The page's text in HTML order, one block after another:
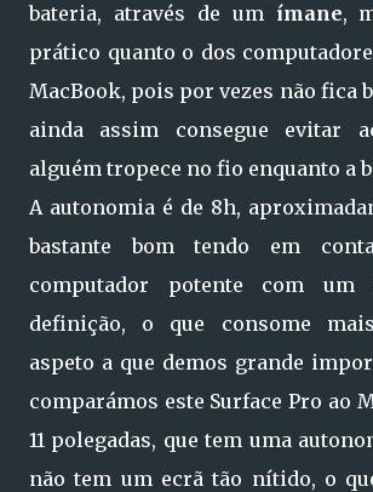
bateria, através de um ímane,
prático quanto o dos
MacBook, pois por vezes não fica
ainda assim consegue evitar
alguém tropece no fio enquanto a
A autonomia é de 8h,
bastante bom tendo em
computador potente com
definição, o que consome
aspeto a que demos grande
comparámos este Surface Pro ao
11 polegadas, que tem uma
não tem um ecrã tão nítido, o